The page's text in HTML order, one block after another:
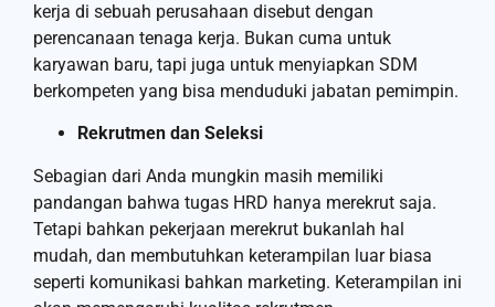
kerja di sebuah perusahaan disebut dengan
perencanaan tenaga kerja. Bukan cuma untuk
karyawan baru, tapi juga untuk menyiapkan SDM
berkompeten yang bisa menduduki jabatan pemimpin.
Rekrutmen dan Seleksi
Sebagian dari Anda mungkin masih memiliki
pandangan bahwa tugas HRD hanya merekrut saja.
Tetapi bahkan pekerjaan merekrut bukanlah hal
mudah, dan membutuhkan keterampilan luar biasa
seperti komunikasi bahkan marketing. Keterampilan ini